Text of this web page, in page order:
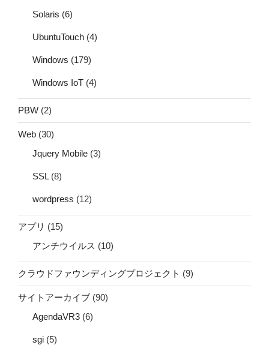
Solaris (6)
UbuntuTouch (4)
Windows (179)
Windows IoT (4)
PBW (2)
Web (30)
Jquery Mobile (3)
SSL(8)
wordpress (12)
アプリ (15)
アンチウイルス (10)
クラウドファウンディングプロジェクト (9)
サイトアーカイブ (90)
AgendaVR3 (6)
sgi (5)